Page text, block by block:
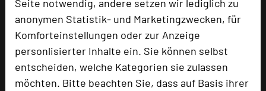
Seite notwendig, andere setzen wir lediglich zu
anonymen Statistik- und Marketingzwecken, für
Komforteinstellungen oder zur Anzeige
personlisierter Inhalte ein. Sie können selbst
entscheiden, welche Kategorien sie zulassen
möchten. Bitte beachten Sie, dass auf Basis ihrer